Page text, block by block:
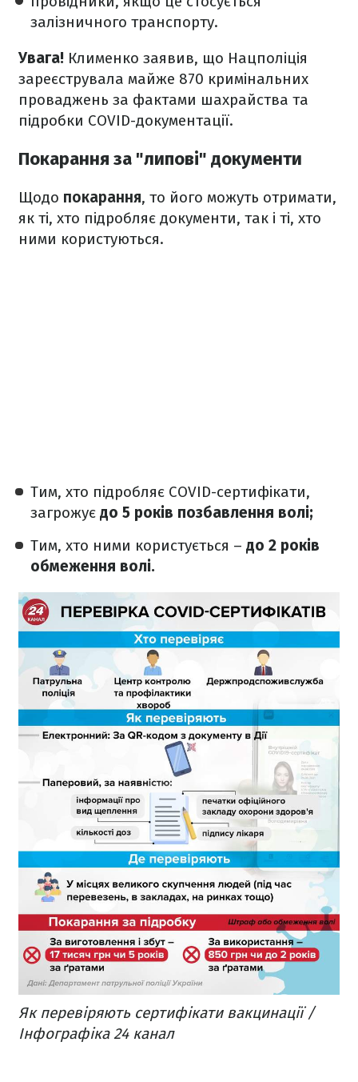
залізничного транспорту.
Увага! Клименко заявив, що Нацполіція
зареєструвала майже 870 кримінальних
проваджень за фактами шахрайства та
підробки COVID-документації.
Покарання за "липові" документи
Щодо покарання, то його можуть отримати,
як ті, хто підробляє документи, так і ті, хто
ними користуються.
Тим, хто підробляє COVID-сертифікати,
загрожує до 5 років позбавлення волі;
Тим, хто ними користується – до 2 років
обмеження волі.
Як перевіряють сертифікати вакцинації /
Інфографіка 24 канал